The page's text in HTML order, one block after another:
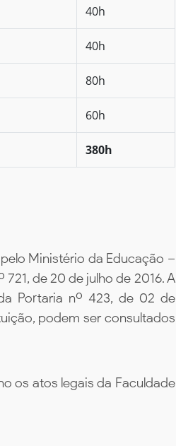
40h
40h
80h
60h
380h
Ministério da Educação –
de 20 de julho de 2016. A
Portaria nº 423, de 02 de
podem ser consultados
os atos legais da Faculdade